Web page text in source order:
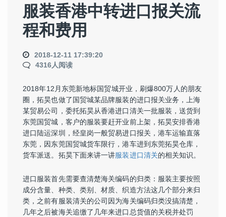
服装香港中转进口报关流
程和费用
2018-12-11 17:39:20
4316人阅读
2018年12月东莞新地标国贸城开业，刷爆800万人的朋友
圈，拓昊也做了国贸城某品牌服装的进口报关业务，上海
某贸易公司，委托拓昊从香港进口清关一批服装，送货到
东莞国贸城，客户的服装要赶开业前上架，拓昊安排香港
进口陆运深圳，经皇岗一般贸易进口报关，港车运输直落
东莞，因东莞国贸城货车限行，港车进到东莞拓昊仓库，
货车派送。拓昊下面来讲一讲服装进口清关的相关知识。
进口服装首先需要查清楚海关编码的归类：服装主要按照
成分含量、种类、类别、材质、织造方法这几个部分来归
类，之前有服装清关的公司因为海关编码归类没搞清楚，
几年之后被海关追缴了几年来进口总货值的关税并处罚